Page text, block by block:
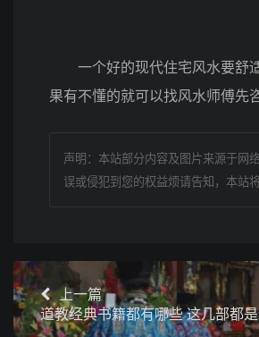
一个好的现代住宅风水要舒适
果有不懂的就可以找风水师傅先
声明：本站部分内容及图片来源于网
误或侵犯到您的权益烦请告知，本站
上一篇
道教经典书籍都有哪些 这几部都